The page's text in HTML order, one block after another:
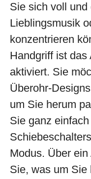
Sie sich voll und
Lieblingsmusik
konzentrieren
Handgriff ist
aktiviert. Sie
Überohr-
um Sie herum
Sie ganz
Modus. Über
Sie, was um Sie